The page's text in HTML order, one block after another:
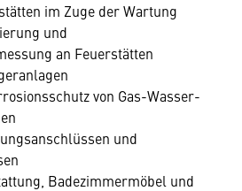
im Zuge der Wartung
und
an Feuerstätten
von Gas-Wasser-
und
Badezimmermöbel und